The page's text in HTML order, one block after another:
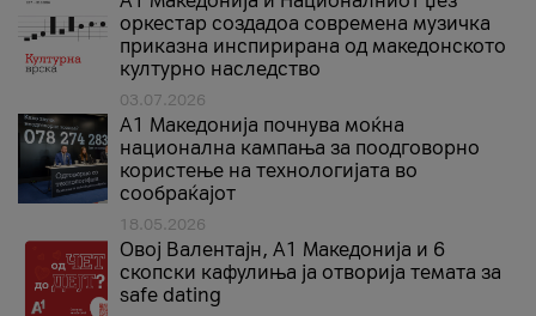
оркестар создадоа современа музичка
приказна инспирирана од македонското
културно наследство
03.07.2026
A1 Македонија почнува моќна
национална кампања за поодговорно
користење на технологијата во
сообраќајот
18.05.2026
Овој Валентајн, A1 Македонија и 6
скопски кафулиња ја отворија темата за
safe dating